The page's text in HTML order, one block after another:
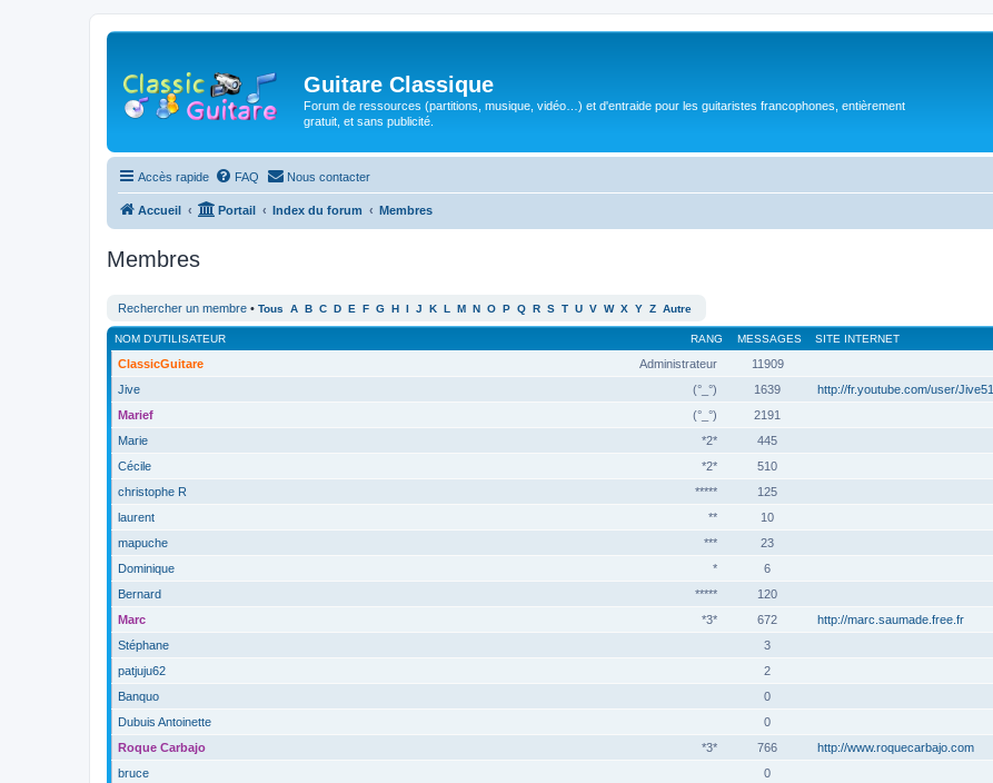
Guitare Classique
Forum de ressources (partitions, musique, vidéo…) et d'entraide pour les guitaristes francophones, entièrement
gratuit, et sans publicité.
Accès rapide FAQ Nous contacter
Accueil Portail Index du forum Membres
Membres
Rechercher un membre • Tous A B C D E F G H I J K L M N O P Q R S T U V W X Y Z Autre
RANG
NOM D’UTILISATEUR MESSAGES SITE INTERNET
Administrateur
ClassicGuitare 11909
(°_°)
Jive 1639 http://fr.youtube.com/user/Jive51
(°_°)
Marief 2191
*2*
Marie 445
*2*
Cécile 510
*****
christophe R 125
**
laurent 10
***
mapuche 23
*
Dominique 6
*****
Bernard 120
*3*
Marc 672 http://marc.saumade.free.fr
Stéphane
3
patjuju62
2
Banquo
0
Dubuis Antoinette
0
*3*
Roque Carbajo 766 http://www.roquecarbajo.com
bruce
0